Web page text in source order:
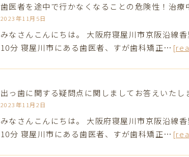
歯医者を途中で行かなくなることの危険性！治療
2023年11月5日
みなさんこんにちは。 大阪府寝屋川市京阪沿線
10分 寝屋川市にある歯医者、すが歯科矯正…
出っ歯に関する疑問点に関しましてお答えいたし
2023年11月2日
みなさんこんにちは。 大阪府寝屋川市京阪沿線
10分 寝屋川市にある歯医者、すが歯科矯正…